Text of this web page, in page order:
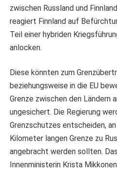
zwischen Russland und
reagiert Finnland auf
Teil einer hybriden
anlocken.
Diese könnten zum
beziehungsweise in die EU
Grenze zwischen den Ländern
ungesichert. Die Regierung
Grenzschutzes entscheiden,
Kilometer langen Grenze zu
angebracht werden sollten.
Innenministerin Krista